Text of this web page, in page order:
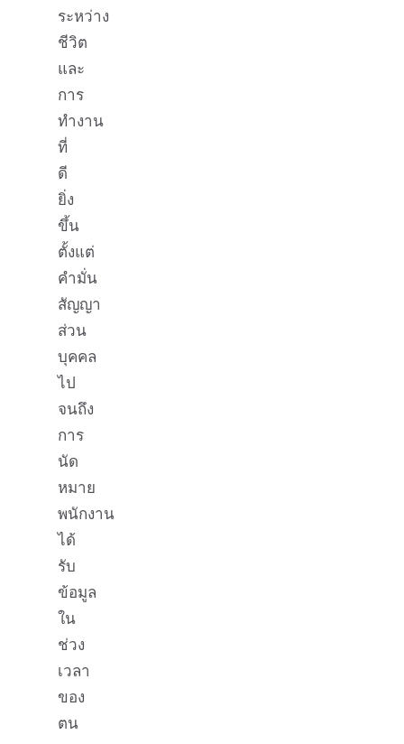
ระหว่าง
ชีวิต
และ
การ
ทำงาน
ที่
ดี
ยิ่ง
ขึ้น
ตั้งแต่
คำมั่น
สัญญา
ส่วน
บุคคล
ไป
จนถึง
การ
นัด
หมาย
พนักงาน
ได้
รับ
ข้อมูล
ใน
ช่วง
เวลา
ของ
ตน